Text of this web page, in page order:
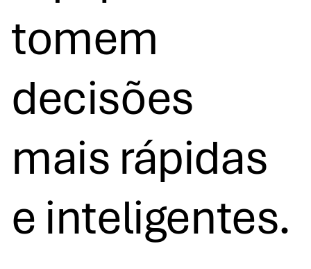
tomem
decisões
mais rápidas
e inteligentes.